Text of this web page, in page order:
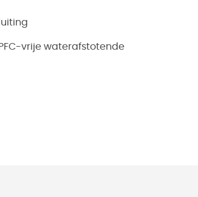
vrije waterafstotende